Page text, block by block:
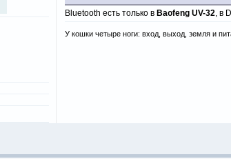
Bluetooth есть только в Baofeng UV-32 , в
У кошки четыре ноги: вход, выход, земля и